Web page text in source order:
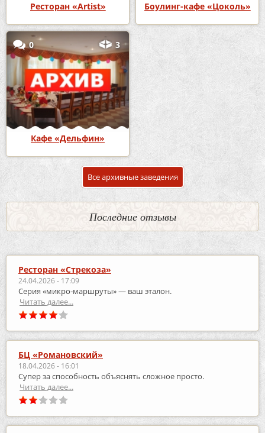
Ресторан «Artist» Боулинг-кафе «Цоколь»
0 3
Кафе «Дельфин»
Все архивные заведения
Последние отзывы
Ресторан «Стрекоза»
24.04.2026 - 17:09
Серия «микро‑маршруты» — ваш эталон.
Читать далее...
БЦ «Романовский»
18.04.2026 - 16:01
Супер за способность объяснять сложное просто.
Читать далее...